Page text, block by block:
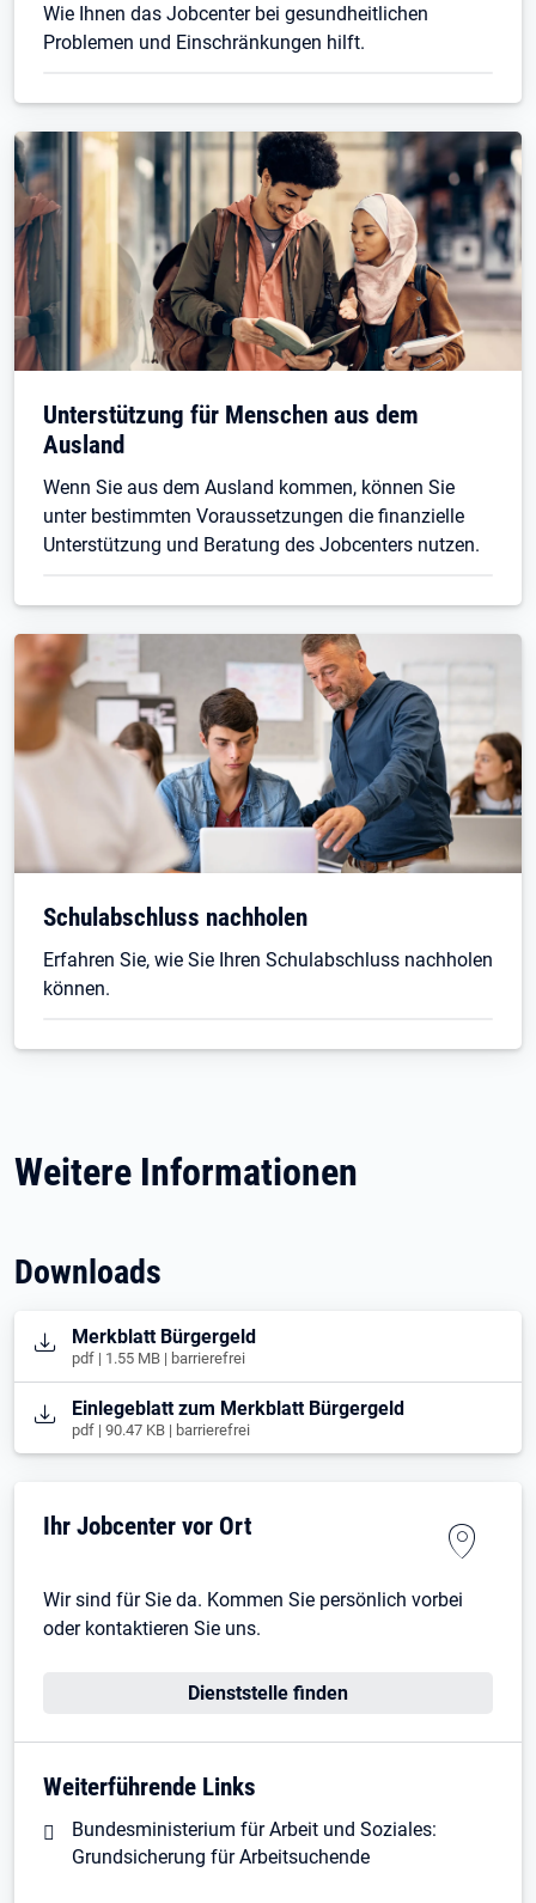
Wie Ihnen das Jobcenter bei gesundheitlichen
Problemen und Einschränkungen hilft.
Unterstützung für Menschen aus dem
Ausland
Wenn Sie aus dem Ausland kommen, können Sie
unter bestimmten Voraussetzungen die finanzielle
Unterstützung und Beratung des Jobcenters nutzen.
Schulabschluss nachholen
Erfahren Sie, wie Sie Ihren Schulabschluss nachholen
können.
Weitere Informationen
Downloads
Öffnet in neuem Tab
Merkblatt Bürgergeld
pdf | 1.55 MB | barrierefrei
Öffnet in neuem Tab
Einlegeblatt zum Merkblatt Bürgergeld
pdf | 90.47 KB | barrierefrei
Ihr Jobcenter vor Ort
Wir sind für Sie da. Kommen Sie persönlich vorbei
oder kontaktieren Sie uns.
Dienststelle finden
Weiterführende Links
Bundesministerium für Arbeit und Soziales:
Grundsicherung für Arbeitsuchende